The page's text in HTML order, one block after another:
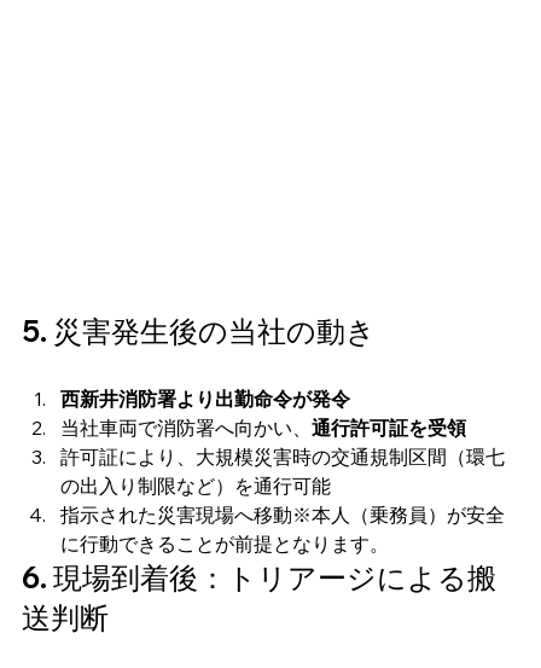
5. 災害発生後の当社の動き
西新井消防署より出勤命令が発令
当社車両で消防署へ向かい、 通行許可証を受領
許可証により、大規模災害時の交通規制区間（環七
の出入り制限など）を通行可能
指示された災害現場へ移動※本人（乗務員）が安全
に行動できることが前提となります。
6. 現場到着後：トリアージによる搬
送判断